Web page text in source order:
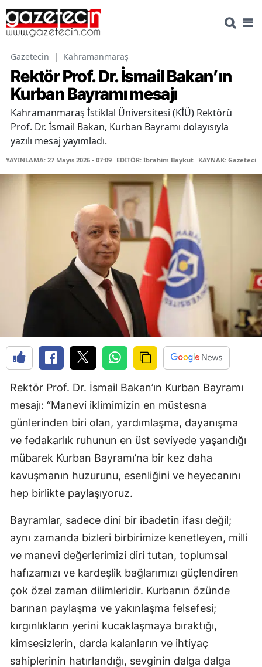
Gazetecin | Kahramanmaraş
Rektör Prof. Dr. İsmail Bakan’ın
Kurban Bayramı mesajı
Kahramanmaraş İstiklal Üniversitesi (KİÜ) Rektörü
Prof. Dr. İsmail Bakan, Kurban Bayramı dolayısıyla
yazılı mesaj yayımladı.
YAYINLAMA: 27 Mayıs 2026 - 07:09 EDİTÖR: İbrahim Baykut KAYNAK: Gazetecin
Rektör Prof. Dr. İsmail Bakan’ın Kurban Bayramı
mesajı: “Manevi iklimimizin en müstesna
günlerinden biri olan, yardımlaşma, dayanışma
ve fedakarlık ruhunun en üst seviyede yaşandığı
mübarek Kurban Bayramı’na bir kez daha
kavuşmanın huzurunu, esenliğini ve heyecanını
hep birlikte paylaşıyoruz.
Bayramlar, sadece dini bir ibadetin ifası değil;
aynı zamanda bizleri birbirimize kenetleyen, milli
ve manevi değerlerimizi diri tutan, toplumsal
hafızamızı ve kardeşlik bağlarımızı güçlendiren
çok özel zaman dilimleridir. Kurbanın özünde
barınan paylaşma ve yakınlaşma felsefesi;
kırgınlıkların yerini kucaklaşmaya bıraktığı,
kimsesizlerin, darda kalanların ve ihtiyaç
sahiplerinin hatırlandığı, sevginin dalga dalga